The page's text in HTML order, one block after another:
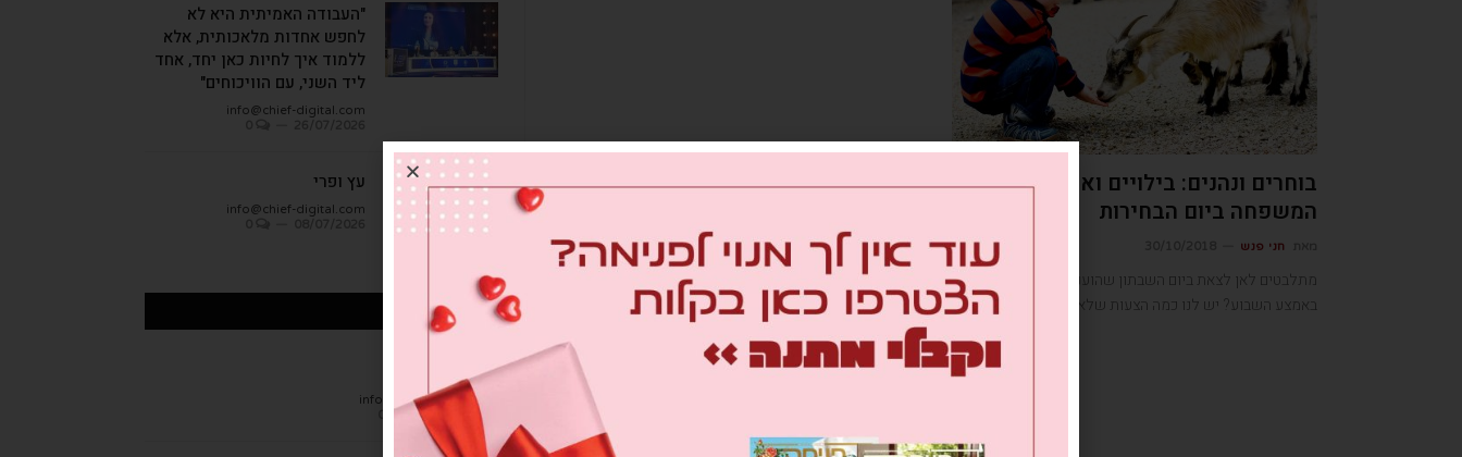
בוחרים ונהנים: בילויים ואטרקציות לכל
המשפחה ביום הבחירות
חני פנש
מתלבטים לאן לצאת ביום השבתון שהוענק לנו כך סתם
באמצע השבוע? יש לנו כמה הצעות שלא תוכלו לסרב להן
"העבודה האמיתית היא לא
לחפש אחדות מלאכותית, אלא
ללמוד איך לחיות כאן יחד, אחד
ליד השני, עם הוויכוחים"
info@chief-digital.com
עץ ופרי
info@chief-digital.com
כתבות אחרונות
מבחן הגמבה
info@chief-digital.com
26/07/2026